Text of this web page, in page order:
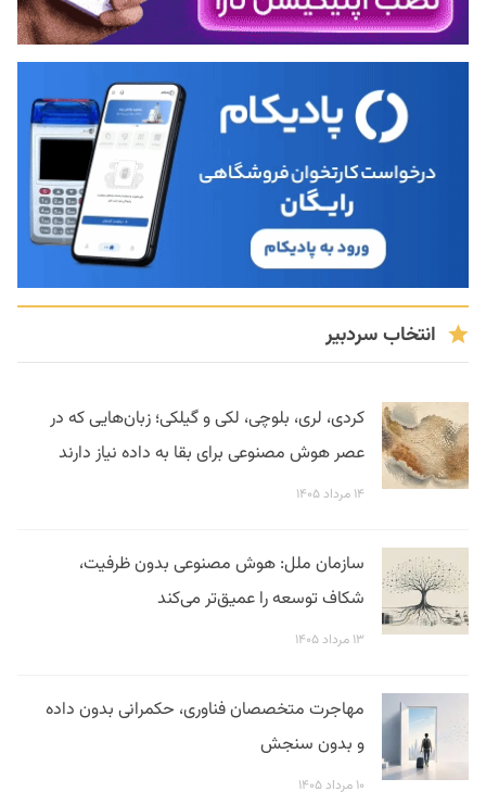
انتخاب سردبیر
کردی، لری، بلوچی، لکی و گیلکی؛ زبان‌هایی که در
عصر هوش مصنوعی برای بقا به داده نیاز دارند
۱۴ مرداد ۱۴۰۵
سازمان ملل: هوش مصنوعی بدون ظرفیت،
شکاف توسعه را عمیق‌تر می‌کند
۱۳ مرداد ۱۴۰۵
مهاجرت متخصصان فناوری، حکمرانی بدون داده
و بدون سنجش
۱۰ مرداد ۱۴۰۵